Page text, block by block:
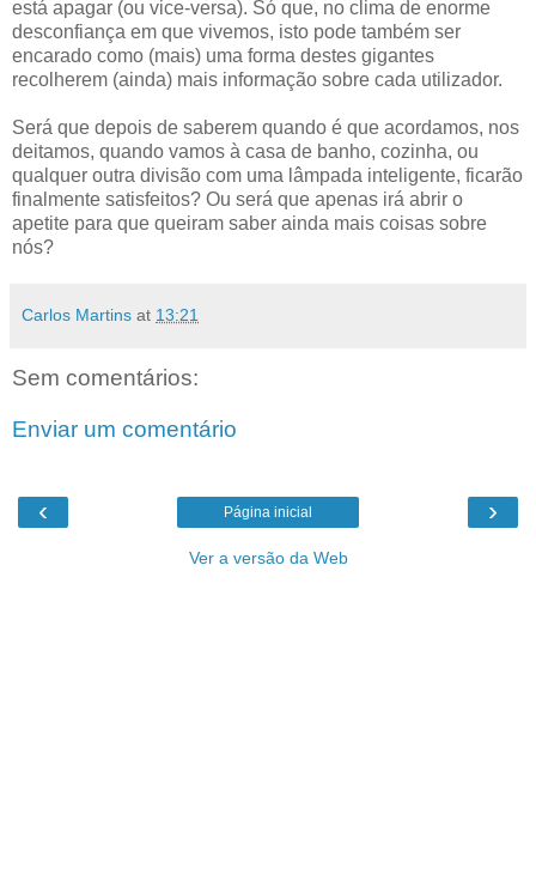
está apagar (ou vice-versa). Só que, no clima de enorme
desconfiança em que vivemos, isto pode também ser
encarado como (mais) uma forma destes gigantes
recolherem (ainda) mais informação sobre cada utilizador.
Será que depois de saberem quando é que acordamos, nos
deitamos, quando vamos à casa de banho, cozinha, ou
qualquer outra divisão com uma lâmpada inteligente, ficarão
finalmente satisfeitos? Ou será que apenas irá abrir o
apetite para que queiram saber ainda mais coisas sobre
nós?
Carlos Martins at 13:21
Sem comentários:
Enviar um comentário
‹ ›
Página inicial
Ver a versão da Web